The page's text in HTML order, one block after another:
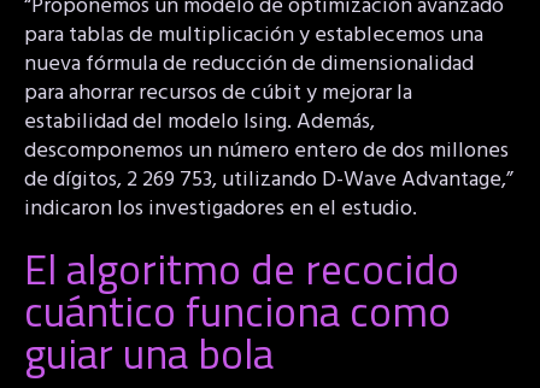
para tablas de multiplicación y establecemos una
nueva fórmula de reducción de dimensionalidad
para ahorrar recursos de cúbit y mejorar la
estabilidad del modelo Ising. Además,
descomponemos un número entero de dos millones
de dígitos, 2 269 753, utilizando D-Wave Advantage,”
indicaron los investigadores en el estudio.
El algoritmo de recocido
cuántico funciona como
guiar una bola